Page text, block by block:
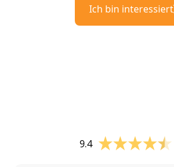
Ich bin interessiert
9.4